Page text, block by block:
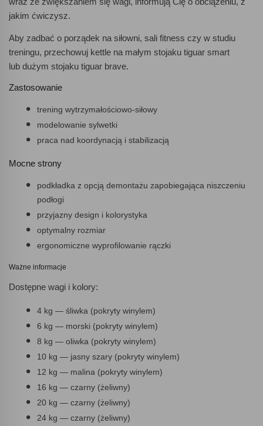
jakim ćwiczysz.
Aby zadbać o porządek na siłowni, sali fitness czy w studiu
treningu, przechowuj kettle na małym stojaku tiguar smart
lub dużym stojaku tiguar brave.
Zastosowanie
trening wytrzymałościowo-siłowy
modelowanie sylwetki
praca nad koordynacją i stabilizacją
Mocne strony
podkładka z opcją demontażu zapobiegająca niszczeniu
podłogi
przyjazny design i kolorystyka
optymalny rozmiar
ergonomiczne wyprofilowanie rączki
Ważne informacje
Dostępne wagi i kolory:
4 kg — śliwka (pokryty winylem)
6 kg — morski (pokryty winylem)
8 kg — oliwka (pokryty winylem)
10 kg — jasny szary (pokryty winylem)
12 kg — malina (pokryty winylem)
16 kg — czarny (żeliwny)
20 kg — czarny (żeliwny)
24 kg — czarny (żeliwny)